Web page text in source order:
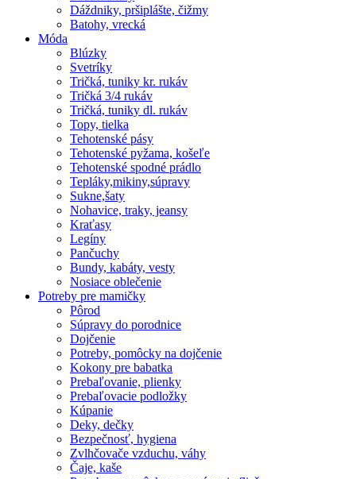
Dáždniky, pršiplášte, čižmy
Batohy, vrecká
Móda
Blúzky
Svetríky
Tričká, tuniky kr. rukáv
Tričká 3/4 rukáv
Tričká, tuniky dl. rukáv
Topy, tielka
Tehotenské pásy
Tehotenské pyžama, košeľe
Tehotenské spodné prádlo
Tepláky,mikiny,súpravy
Sukne,šaty
Nohavice, traky, jeansy
Kraťasy
Legíny
Pančuchy
Bundy, kabáty, vesty
Nosiace oblečenie
Potreby pre mamičky
Pôrod
Súpravy do porodnice
Dojčenie
Potreby, pomôcky na dojčenie
Kokony pre babatka
Prebaľovanie, plienky
Prebaľovacie podložky
Kúpanie
Deky, dečky
Bezpečnosť, hygiena
Zvlhčovače vzduchu, váhy
Čaje, kaše